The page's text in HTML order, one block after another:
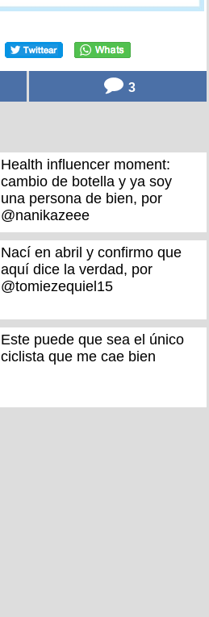
3
Health influencer moment:
cambio de botella y ya soy
una persona de bien, por
@nanikazeee
Nací en abril y confirmo que
aquí dice la verdad, por
@tomiezequiel15
Este puede que sea el único
ciclista que me cae bien